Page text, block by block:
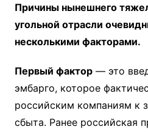
Причины нынешнего
угольной отрасли
несколькими факторами.
Первый фактор— это
эмбарго, которое
российским компаниям к
сбыта. Ранее российская